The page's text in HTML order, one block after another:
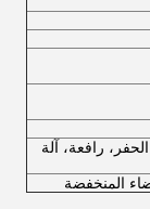
رافعة، آلة
المنخفضة